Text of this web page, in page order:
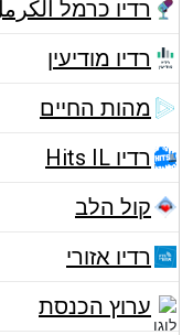
רדיו כרמל الكرمل
רדיו מודיעין
מהות החיים
רדיו Hits IL
קול הלב
רדיו אזורי
ערוץ הכנסת